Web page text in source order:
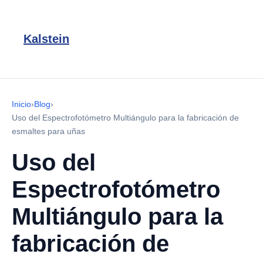
Kalstein
Inicio›Blog›
Uso del Espectrofotómetro Multiángulo para la fabricación de
esmaltes para uñas
Uso del
Espectrofotómetro
Multiángulo para la
fabricación de